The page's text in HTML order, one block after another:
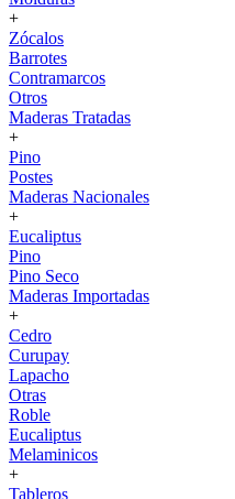
+
Zócalos
Barrotes
Contramarcos
Otros
Maderas Tratadas
+
Pino
Postes
Maderas Nacionales
+
Eucaliptus
Pino
Pino Seco
Maderas Importadas
+
Cedro
Curupay
Lapacho
Otras
Roble
Eucaliptus
Melaminicos
+
Tableros